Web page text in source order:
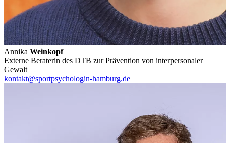
Annika Weinkopf
Externe Beraterin des DTB zur Prävention von interpersonaler
Gewalt
kontakt@sportpsychologin-hamburg.de